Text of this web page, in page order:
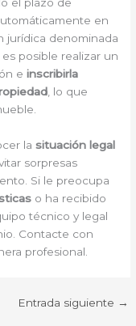
el plazo de
en
jurídica denominada
posible realizar un
einscribirla
, lo que
lasituación legal
sorpresas
Si le preocupa
o ha recibido
técnico y legal
Contacte con
profesional.
Entrada siguiente →